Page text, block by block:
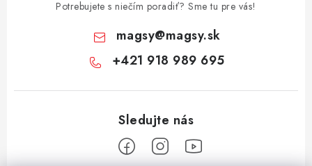
Potrebujete s niečím poradiť? Sme tu pre vás!
magsy@magsy.sk
+421 918 989 695